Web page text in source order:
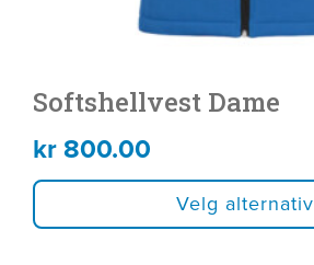
Softshellvest Dame
kr800.00
Velg alternativ